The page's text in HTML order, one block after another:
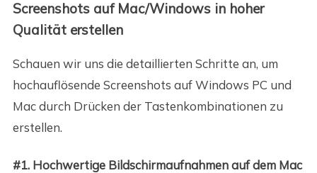
Screenshots auf Mac/Windows in hoher
Qualität erstellen
Schauen wir uns die detaillierten Schritte an, um
hochauflösende Screenshots auf Windows PC und
Mac durch Drücken der Tastenkombinationen zu
erstellen.
#1. Hochwertige Bildschirmaufnahmen auf dem Mac